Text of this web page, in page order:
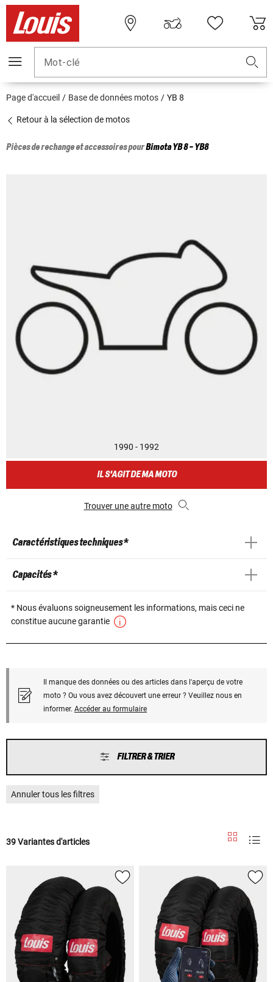
Mot-clé
Page d'accueil Base de données motos YB 8
Retour à la sélection de motos
Pièces de rechange et accessoires pourBimotaYB 8 - YB8
1990 - 1992
IL S'AGIT DE MA MOTO
Trouver une autre moto
Caractéristiques techniques *
Capacités *
* Nous évaluons soigneusement les informations, mais ceci ne
constitue aucune garantie
Il manque des données ou des articles dans l'aperçu de votre
moto ? Ou vous avez découvert une erreur ? Veuillez nous en
informer. Accéder au formulaire
FILTRER & TRIER
Annuler tous les filtres
39 Variantes d'articles